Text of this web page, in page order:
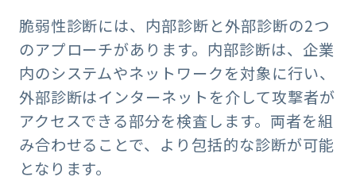
脆弱性診断には、内部診断と外部診断の2つ
のアプローチがあります。内部診断は、企業
内のシステムやネットワークを対象に行い、
外部診断はインターネットを介して攻撃者が
アクセスできる部分を検査します。両者を組
み合わせることで、より包括的な診断が可能
となります。